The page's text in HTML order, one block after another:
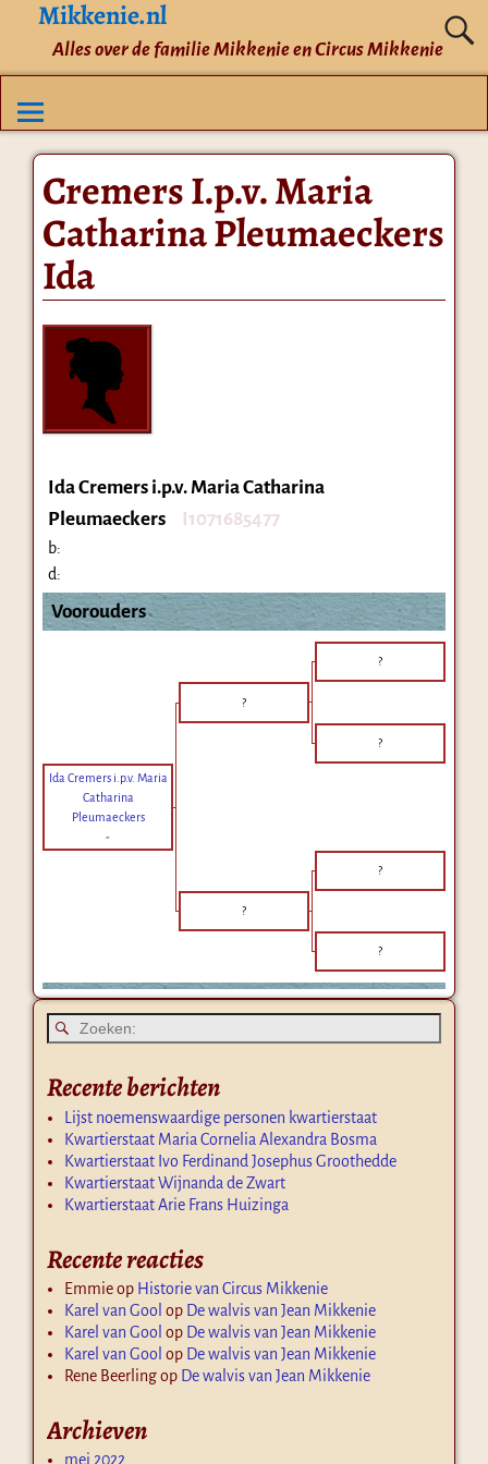
Mikkenie.nl
Alles over de familie Mikkenie en Circus Mikkenie
Cremers I.p.v. Maria
Catharina Pleumaeckers
Ida
Ida Cremers i.p.v. Maria Catharina
Pleumaeckers
I1071685477
b:
d:
Voorouders
?
?
?
Ida Cremers i.p.v. Maria
Catharina
Pleumaeckers
-
?
?
?
Recente berichten
Lijst noemenswaardige personen kwartierstaat
Kwartierstaat Maria Cornelia Alexandra Bosma
Kwartierstaat Ivo Ferdinand Josephus Groothedde
Kwartierstaat Wijnanda de Zwart
Kwartierstaat Arie Frans Huizinga
Recente reacties
Emmieop Historie van Circus Mikkenie
Karel van Gool op De walvis van Jean Mikkenie
Karel van Gool op De walvis van Jean Mikkenie
Karel van Gool op De walvis van Jean Mikkenie
Rene Beerlingop De walvis van Jean Mikkenie
Archieven
mei 2022